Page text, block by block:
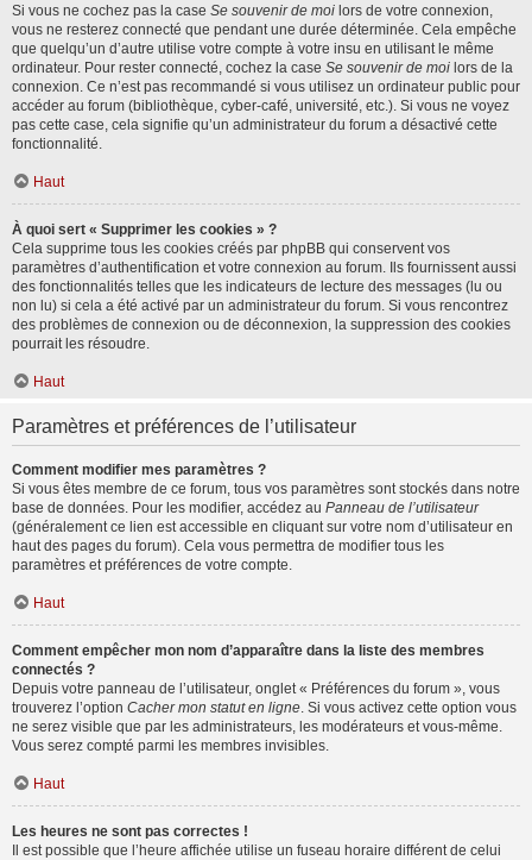
Si vous ne cochez pas la case Se souvenir de moi lors de votre connexion,
vous ne resterez connecté que pendant une durée déterminée. Cela empêche
que quelqu’un d’autre utilise votre compte à votre insu en utilisant le même
ordinateur. Pour rester connecté, cochez la case Se souvenir de moi lors de la
connexion. Ce n’est pas recommandé si vous utilisez un ordinateur public pour
accéder au forum (bibliothèque, cyber-café, université, etc.). Si vous ne voyez
pas cette case, cela signifie qu’un administrateur du forum a désactivé cette
fonctionnalité.
Haut
À quoi sert « Supprimer les cookies » ?
Cela supprime tous les cookies créés par phpBB qui conservent vos
paramètres d’authentification et votre connexion au forum. Ils fournissent aussi
des fonctionnalités telles que les indicateurs de lecture des messages (lu ou
non lu) si cela a été activé par un administrateur du forum. Si vous rencontrez
des problèmes de connexion ou de déconnexion, la suppression des cookies
pourrait les résoudre.
Haut
Paramètres et préférences de l’utilisateur
Comment modifier mes paramètres ?
Si vous êtes membre de ce forum, tous vos paramètres sont stockés dans notre
base de données. Pour les modifier, accédez au Panneau de l’utilisateur
(généralement ce lien est accessible en cliquant sur votre nom d’utilisateur en
haut des pages du forum). Cela vous permettra de modifier tous les
paramètres et préférences de votre compte.
Haut
Comment empêcher mon nom d’apparaître dans la liste des membres
connectés ?
Depuis votre panneau de l’utilisateur, onglet « Préférences du forum », vous
trouverez l’option Cacher mon statut en ligne. Si vous activez cette option vous
ne serez visible que par les administrateurs, les modérateurs et vous-même.
Vous serez compté parmi les membres invisibles.
Haut
Les heures ne sont pas correctes !
Il est possible que l’heure affichée utilise un fuseau horaire différent de celui